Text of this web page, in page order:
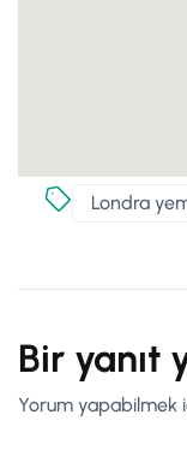
Londra
Bir yanıt
Yorum yapabilmek